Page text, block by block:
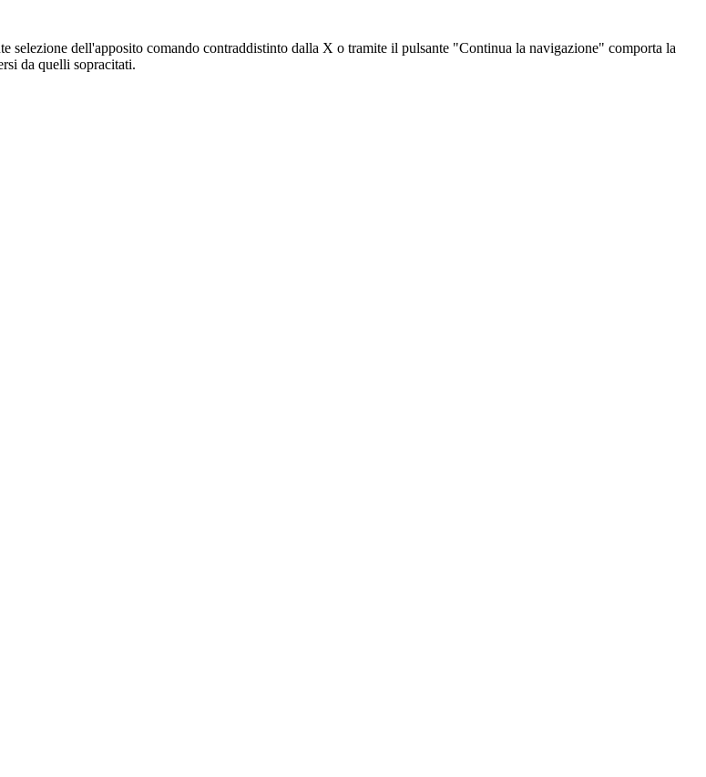
selezione dell'apposito comando contraddistinto dalla X o tramite il pulsante "Continua la navigazione" comporta la
da quelli sopracitati.